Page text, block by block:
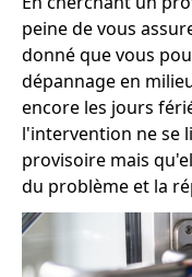
peine de vous
donné que vous
dépannage en
encore les jours
l'intervention ne se
provisoire mais
du problème et la